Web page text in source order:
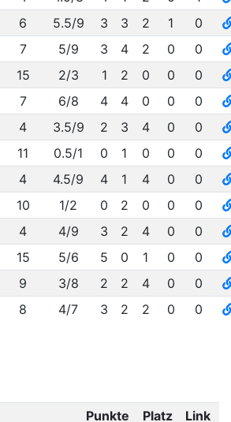
6 5.5/9 3 3 2 1
0
7 5/9 3 4 2 0
0
15 2/3 1 2 0 0
0
7 6/8 4 4 0 0
0
4 3.5/9 2 3 4 0
0
11 0.5/1 0 1 0 0
0
4 4.5/9 4 1 4 0
0
10 1/2 0 2 0 0
0
4 4/9 3 2 4 0
0
15 5/6 5 0 1 0
0
9 3/8 2 2 4 0
0
8 4/7 3 2 2 0 0
Punkte Platz
Link